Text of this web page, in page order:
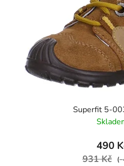
Superfit 5-
490
931 Kč